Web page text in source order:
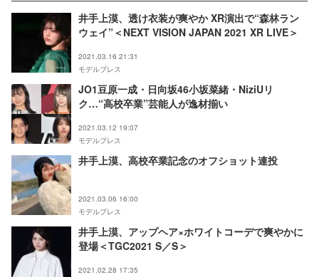
井手上漠、透け衣装が爽やか XR演出で“森林ラン
ウェイ”＜NEXT VISION JAPAN 2021 XR LIVE＞
2021.03.16 21:31
モデルプレス
JO1豆原一成・日向坂46小坂菜緒・NiziUリ
ク…“高校卒業”芸能人が逸材揃い
2021.03.12 19:07
モデルプレス
井手上漠、高校卒業記念のオフショット連投
2021.03.06 16:00
モデルプレス
井手上漠、アップヘア×ホワイトコーデで爽やかに
登場＜TGC2021 S／S＞
2021.02.28 17:35